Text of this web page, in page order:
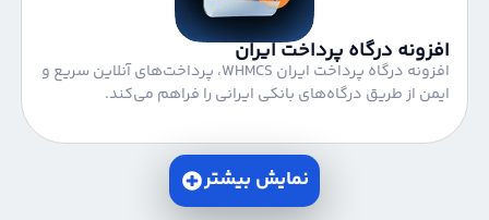
افزونه درگاه پرداخت ایران
افزونه درگاه پرداخت ایران WHMCS، پرداخت‌های آنلاین سریع و
ایمن از طریق درگاه‌های بانکی ایرانی را فراهم می‌کند.
نمایش بیشتر